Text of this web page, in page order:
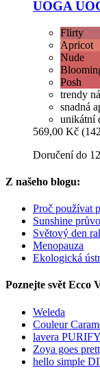
UOGA
Flirty
Apricot
Nude
Posh
trendy
snadná
unikátní
569,00 Kč
Doručení do
Z našeho blogu:
Proč používat
Sunshine
Světový den
Menopauza
Ekologická
Poznejte svět Ecco
Weleda
Couleur
lavera
Zoya goes
hello simple